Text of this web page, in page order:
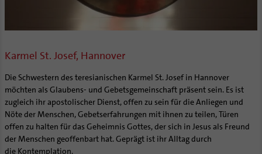
Karmel St. Josef, Hannover
Die Schwestern des teresianischen Karmel St. Josef in Hannover
möchten als Glaubens- und Gebetsgemeinschaft präsent sein. Es ist
zugleich ihr apostolischer Dienst, offen zu sein für die Anliegen und
Nöte der Menschen, Gebetserfahrungen mit ihnen zu teilen, Türen
offen zu halten für das Geheimnis Gottes, der sich in Jesus als Freund
der Menschen geoffenbart hat. Geprägt ist ihr Alltag durch
die Kontemplation.